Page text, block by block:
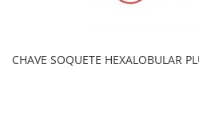
CHAVE SOQUETE HEXALOBULAR